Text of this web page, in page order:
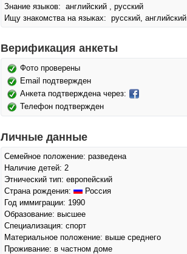
Знание языков: английский , русский
Ищу знакомства на языках: русский, английский
Верификация анкеты
Фото проверены
Email подтвержден
Анкета подтверждена через:
Телефон подтвержден
Личные данные
Семейное положение: разведена
Наличие детей: 2
Этнический тип: европейский
Страна рождения:
Россия
Год иммиграции: 1990
Образование: высшее
Специализация: спорт
Материальное положение: выше среднего
Проживание: в частном доме